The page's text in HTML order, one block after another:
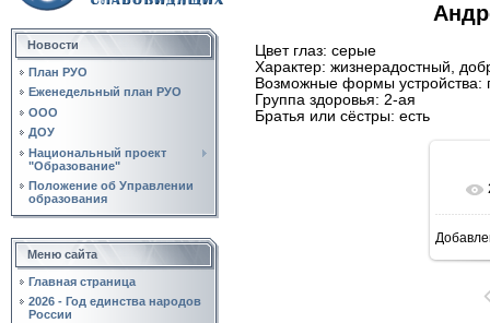
Новости
План РУО
Еженедельный план РУО
ООО
ДОУ
Национальный проект
"Образование"
Положение об Управлении
образования
Меню сайта
Главная страница
2026 - Год единства народов
России
Цвет глаз: серые
Характер: жизнерадостный,
Возможные формы устройства:
Группа здоровья: 2-ая
Братья или сёстры: есть